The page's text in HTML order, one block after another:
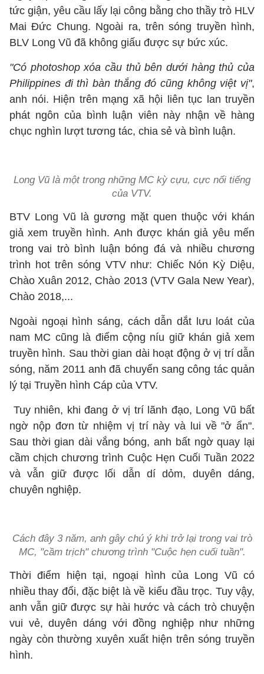
tức giận, yêu cầu lấy lại công bằng cho thầy trò HLV
Mai Đức Chung. Ngoài ra, trên sóng truyền hình,
BLV Long Vũ đã không giấu được sự bức xúc.
"Có photoshop xóa cầu thủ bên dưới hàng thủ của
Philippines đi thì bàn thắng đó cũng không việt vị",
anh nói. Hiện trên mạng xã hội liên tục lan truyền
phát ngôn của bình luận viên này nhận về hàng
chục nghìn lượt tương tác, chia sẻ và bình luận.
Long Vũ là một trong những MC kỳ cựu, cực nổi tiếng
của VTV.
BTV Long Vũ là gương mặt quen thuộc với khán
giả xem truyền hình. Anh được khán giả yêu mến
trong vai trò bình luận bóng đá và nhiều chương
trình hot trên sóng VTV như: Chiếc Nón Kỳ Diệu,
Chào Xuân 2012, Chào 2013 (VTV Gala New Year),
Chào 2018,...
Ngoài ngoại hình sáng, cách dẫn dắt lưu loát của
nam MC cũng là điểm cộng níu giữ khán giả xem
truyền hình. Sau thời gian dài hoạt động ở vị trí dẫn
sóng, năm 2011 anh đã chuyển sang công tác quản
lý tại Truyền hình Cáp của VTV.
Tuy nhiên, khi đang ở vị trí lãnh đạo, Long Vũ bất
ngờ nộp đơn từ nhiệm vị trí này và lui về "ở ẩn".
Sau thời gian dài vắng bóng, anh bất ngờ quay lại
cầm chịch chương trình Cuộc Hẹn Cuối Tuần 2022
và vẫn giữ được lối dẫn dí dỏm, duyên dáng,
chuyên nghiệp.
Cách đây 3 năm, anh gây chú ý khi trở lại trong vai trò
MC, "cầm trịch" chương trình "Cuộc hẹn cuối tuần".
Thời điểm hiện tại, ngoại hình của Long Vũ có
nhiều thay đổi, đặc biệt là về kiểu đầu trọc. Tuy vậy,
anh vẫn giữ được sự hài hước và cách trò chuyện
vui vẻ, duyên dáng với đồng nghiệp như những
ngày còn thường xuyên xuất hiện trên sóng truyền
hình.